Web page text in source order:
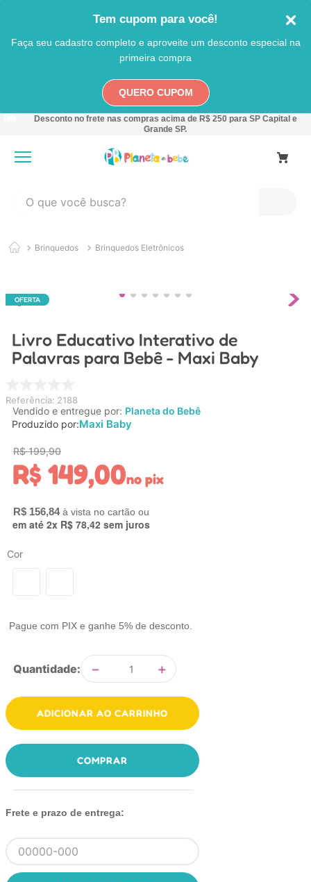
Tem cupom para você!
Faça seu cadastro completo e aproveite um desconto especial na
primeira compra
QUERO CUPOM
Desconto no frete nas compras acima de R$ 250 para SP Capital e
Grande SP.
Brinquedos Brinquedos Eletrônicos
OFERTA
Livro Educativo Interativo de
Palavras para Bebê - Maxi Baby
Referência: 2188
Vendido e entregue por: Planeta do Bebê
Produzido por:Maxi Baby
R$ 199,90
R$ 149,00no pix
R$ 156,84
em até 2x R$ 78,42 sem juros
Cor
Pague com PIX e ganhe 5% de desconto.
Quantidade ＋
－
ADICIONAR AO CARRINHO
COMPRAR
Frete e prazo de entrega:
1 º
carro
3º
5º
chupeta
7º
mamadeira
8º
carrinho
9º
carrinho bebe
10º brinquedo